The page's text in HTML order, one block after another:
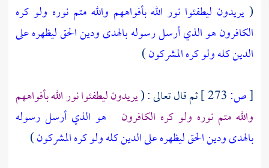
(يريدون ليطفئوا نور الله بأفواههم والله متم نوره ولو كره
الكافرونهو الذي أرسل رسوله بالهدى ودين الحق ليظهره على
الدين كله ولو كره المشركون)
[ص: ثم قال تعالى : (يريدون ليطفئوا نور الله بأفواههم
والله متم نوره ولو كره الكافرون
هو الذي أرسل رسوله
بالهدى ودين الحق ليظهره على الدين كله ولو كره المشركون)